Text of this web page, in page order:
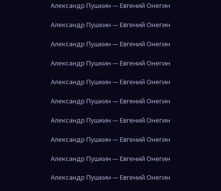
Александр Пушкин — Евгений Онегин
Александр Пушкин — Евгений Онегин
Александр Пушкин — Евгений Онегин
Александр Пушкин — Евгений Онегин
Александр Пушкин — Евгений Онегин
Александр Пушкин — Евгений Онегин
Александр Пушкин — Евгений Онегин
Александр Пушкин — Евгений Онегин
Александр Пушкин — Евгений Онегин
Александр Пушкин — Евгений Онегин